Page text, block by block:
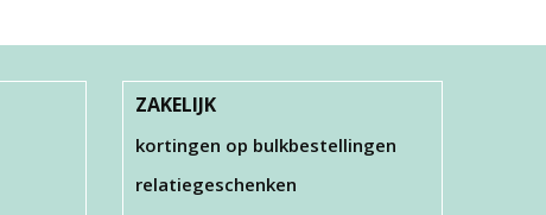
ZAKELIJK
kortingen op bulkbestellingen
relatiegeschenken